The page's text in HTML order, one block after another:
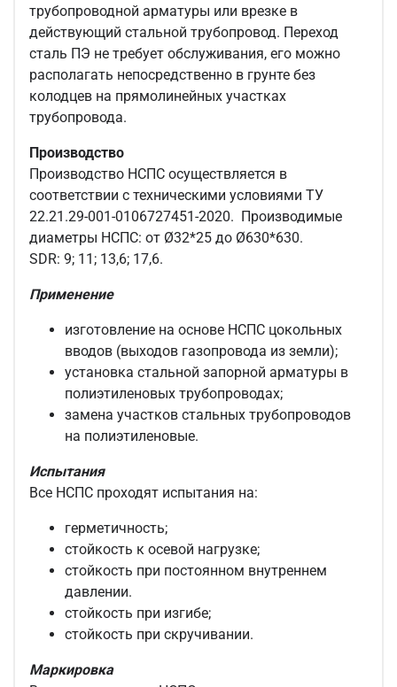
трубопроводной арматуры или врезке в
действующий стальной трубопровод. Переход
сталь ПЭ не требует обслуживания, его можно
располагать непосредственно в грунте без
колодцев на прямолинейных участках
трубопровода.
Производство
Производство НСПС осуществляется в
соответствии с техническими условиями ТУ
22.21.29-001-0106727451-2020. Производимые
диаметры НСПС: от Ø32*25 до Ø630*630.
SDR: 9; 11; 13,6; 17,6.
Применение
изготовление на основе НСПС цокольных
вводов (выходов газопровода из земли);
установка стальной запорной арматуры в
полиэтиленовых трубопроводах;
замена участков стальных трубопроводов
на полиэтиленовые.
Испытания
Все НСПС проходят испытания на:
герметичность;
стойкость к осевой нагрузке;
стойкость при постоянном внутреннем
давлении.
стойкость при изгибе;
стойкость при скручивании.
Маркировка